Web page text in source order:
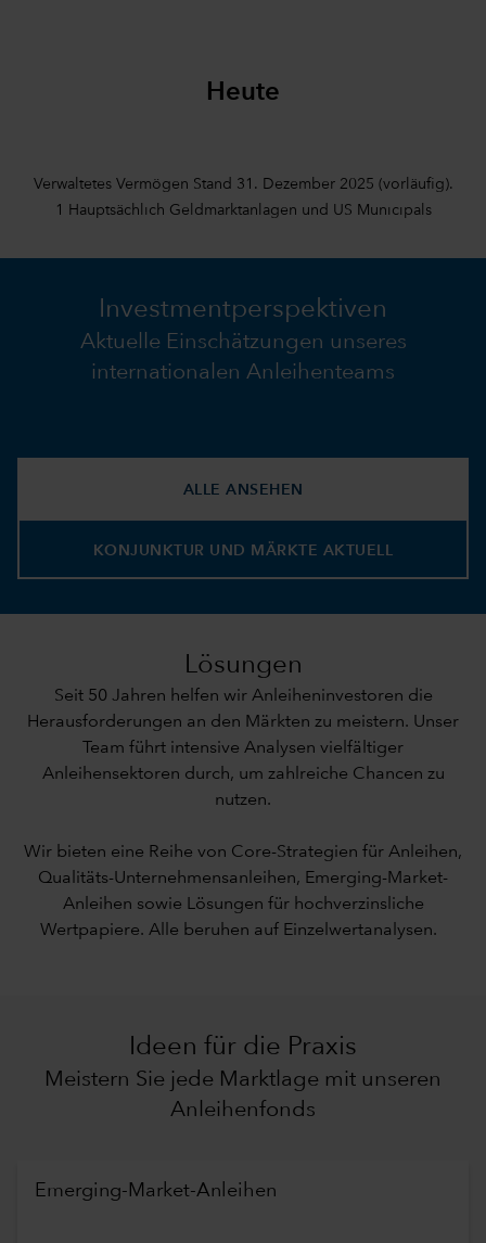
Heute
Verwaltetes Vermögen Stand 31. Dezember 2025 (vorläufig).
1 Hauptsächlich Geldmarktanlagen und US Municipals
Investmentperspektiven
Aktuelle Einschätzungen unseres
internationalen Anleihenteams
ALLE ANSEHEN
KONJUNKTUR UND MÄRKTE AKTUELL
Lösungen
Seit 50 Jahren helfen wir Anleiheninvestoren die
Herausforderungen an den Märkten zu meistern. Unser
Team führt intensive Analysen vielfältiger
Anleihensektoren durch, um zahlreiche Chancen zu
nutzen.
Wir bieten eine Reihe von Core-Strategien für Anleihen,
Qualitäts-Unternehmensanleihen, Emerging-Market-
Anleihen sowie Lösungen für hochverzinsliche
Wertpapiere. Alle beruhen auf Einzelwertanalysen.
Ideen für die Praxis
Meistern Sie jede Marktlage mit unseren
Anleihenfonds
Emerging-Market-Anleihen